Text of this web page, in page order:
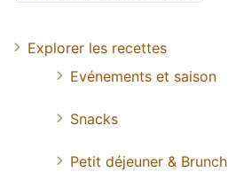
Explorer les recettes
Evénements et saison
Snacks
Petit déjeuner & Brunch